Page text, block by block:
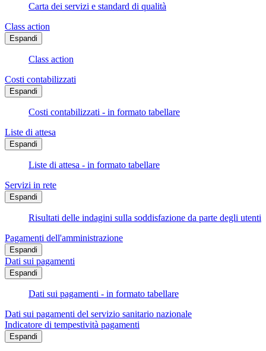
Carta dei servizi e standard di qualità
Class action
Espandi
Class action
Costi contabilizzati
Espandi
Costi contabilizzati - in formato tabellare
Liste di attesa
Espandi
Liste di attesa - in formato tabellare
Servizi in rete
Espandi
Risultati delle indagini sulla soddisfazione da parte degli utenti
Pagamenti dell'amministrazione
Espandi
Dati sui pagamenti
Espandi
Dati sui pagamenti - in formato tabellare
Dati sui pagamenti del servizio sanitario nazionale
Indicatore di tempestività pagamenti
Espandi